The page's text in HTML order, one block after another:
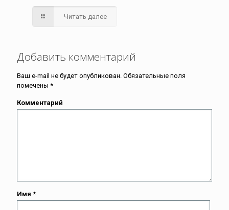
Читать далее
Добавить комментарий
Ваш e-mail не будет опубликован. Обязательные поля
помечены *
Комментарий
Имя *